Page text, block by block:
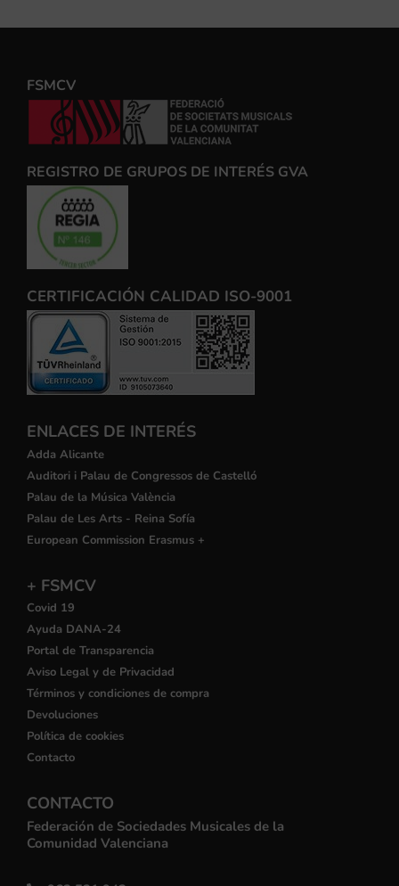
FSMCV
REGISTRO DE GRUPOS DE INTERÉS GVA
CERTIFICACIÓN CALIDAD ISO-9001
ENLACES DE INTERÉS
Adda Alicante
Auditori i Palau de Congressos de Castelló
Palau de la Música València
Palau de Les Arts - Reina Sofía
European Commission Erasmus +
+ FSMCV
Covid 19
Ayuda DANA-24
Portal de Transparencia
Aviso Legal y de Privacidad
Términos y condiciones de compra
Devoluciones
Política de cookies
Contacto
CONTACTO
Federación de Sociedades Musicales de la
Comunidad Valenciana